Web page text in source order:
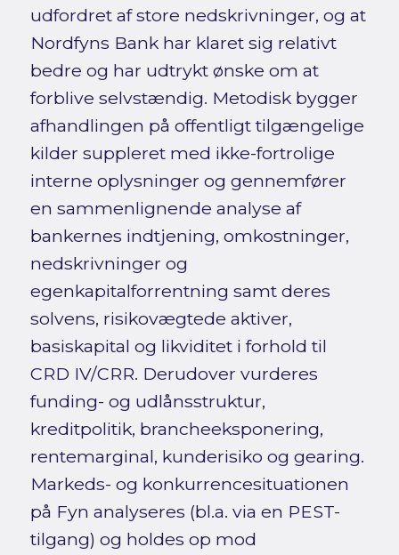
udfordret af store nedskrivninger, og at
Nordfyns Bank har klaret sig relativt
bedre og har udtrykt ønske om at
forblive selvstændig. Metodisk bygger
afhandlingen på offentligt tilgængelige
kilder suppleret med ikke-fortrolige
interne oplysninger og gennemfører
en sammenlignende analyse af
bankernes indtjening, omkostninger,
nedskrivninger og
egenkapitalforrentning samt deres
solvens, risikovægtede aktiver,
basiskapital og likviditet i forhold til
CRD IV/CRR. Derudover vurderes
funding- og udlånsstruktur,
kreditpolitik, brancheeksponering,
rentemarginal, kunderisiko og gearing.
Markeds- og konkurrencesituationen
på Fyn analyseres (bl.a. via en PEST-
tilgang) og holdes op mod